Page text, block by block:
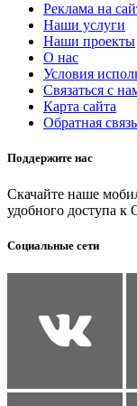
Реклама на
Наши услуги
Наши проекты
О нас
Условия
Связаться с
Карта сайта
Обратная связь
Поддержите нас
Скачайте наше
удобного доступа к
Социальные сети